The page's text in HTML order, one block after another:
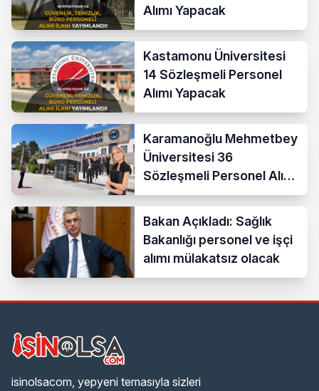
Alımı Yapacak
Kastamonu Üniversitesi
14 Sözleşmeli Personel
Alımı Yapacak
Karamanoğlu Mehmetbey
Üniversitesi 36
Sözleşmeli Personel Alımı
Yapacak
Bakan Açıkladı: Sağlık
Bakanlığı personel ve işçi
alımı mülakatsız olacak
isinolsacom, yepyeni temasıyla sizleri